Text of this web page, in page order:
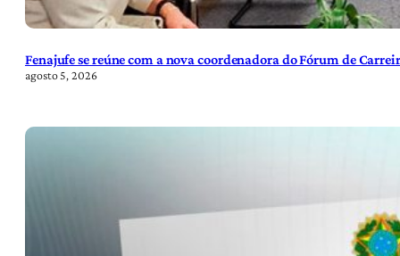
Fenajufe se reúne com a nova coordenadora do Fórum de
agosto 5, 2026